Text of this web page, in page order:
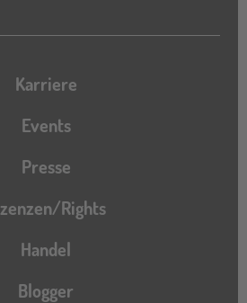
Karriere
Events
Presse
Rights
Handel
Blogger